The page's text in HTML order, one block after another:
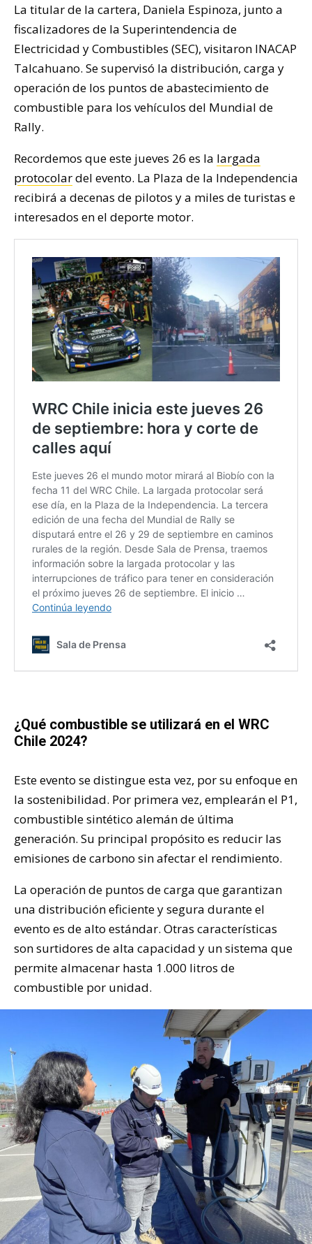
La titular de la cartera, Daniela Espinoza, junto a
fiscalizadores de la Superintendencia de
Electricidad y Combustibles (SEC), visitaron INACAP
Talcahuano. Se supervisó la distribución, carga y
operación de los puntos de abastecimiento de
combustible para los vehículos del Mundial de
Rally.
Recordemos que este jueves 26 es la largada
protocolardel evento. La Plaza de la Independencia
recibirá a decenas de pilotos y a miles de turistas e
interesados en el deporte motor.
¿Qué combustible se utilizará en el WRC
Chile 2024?
Este evento se distingue esta vez, por su enfoque en
la sostenibilidad. Por primera vez, emplearán el P1,
combustible sintético alemán de última
generación. Su principal propósito es reducir las
emisiones de carbono sin afectar el rendimiento.
La operación de puntos de carga que garantizan
una distribución eficiente y segura durante el
evento es de alto estándar. Otras características
son surtidores de alta capacidad y un sistema que
permite almacenar hasta 1.000 litros de
combustible por unidad.